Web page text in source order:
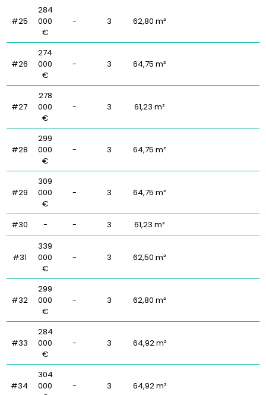
#25
284
000
€
- 3 62,80 m²
#26
274
000
€
- 3 64,75 m²
#27
278
000
€
- 3 61,23 m²
#28
299
000
€
- 3 64,75 m²
#29
309
000
€
- 3 64,75 m²
#30 - - 3 61,23 m²
#31
339
000
€
- 3 62,50 m²
#32
299
000
€
- 3 62,80 m²
#33
284
000
€
- 3 64,92 m²
#34
304
000
- 3 64,92 m²